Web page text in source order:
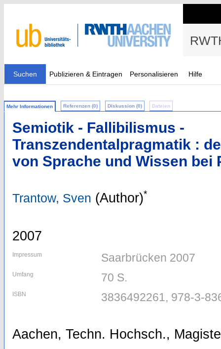
Suchen Publizieren & Eintragen Personalisieren Hilfe
Mehr Informationen Referenzen (0) Diskussion (0) Dateien
Semiotik - Fallibilismus -
Transzendentalpragmatik :
von Sprache und Wissen bei
Trantow, Sven (Author)*
2007
Impressum Saarbrücken 2007
Umfang 70 S.
ISBN 3836492261, 978-3-
Aachen, Techn. Hochsch.,